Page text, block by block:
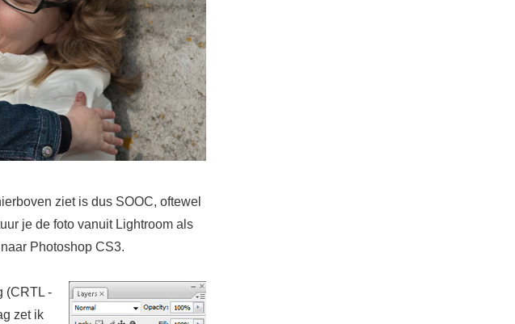
ziet is dus SOOC, oftewel
je de foto vanuit Lightroom als
Photoshop CS3.
(CRTL -
zet ik